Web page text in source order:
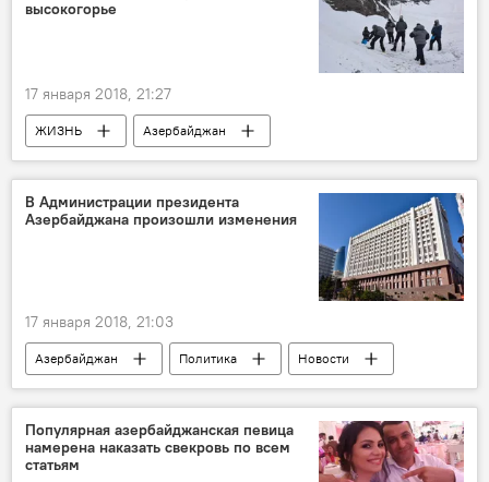
Внутренние войска
высокогорье
17 января 2018, 21:27
ЖИЗНЬ
Азербайджан
Происшествия
Спорт
Новости
Губинский район
Министерство по чрезвычайным ситуациям АР
Трагедия с азербайджанскими альпинистами
В Администрации президента
Азербайджана произошли изменения
17 января 2018, 21:03
Азербайджан Политика Новости
Популярная азербайджанская певица
намерена наказать свекровь по всем
статьям